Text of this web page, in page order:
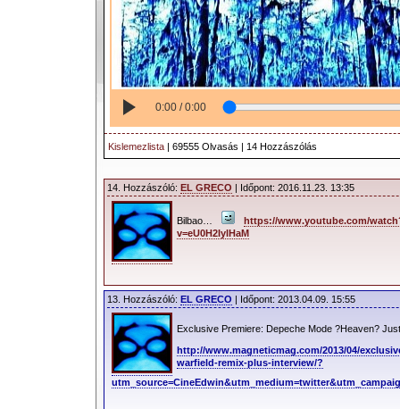
0:00 / 0:00
Kislemezlista | 69555 Olvasás | 14 Hozzászólás
14. Hozzászóló: EL GRECO | Időpont: 2016.11.23. 13:35
Bilbao…
https://www.youtube.com/
v=eU0H2IylHaM
13. Hozzászóló: EL GRECO | Időpont: 2013.04.09. 15:55
Exclusive Premiere: Depeche Mode ?Heaven?
http://www.magneticmag.com/2013/04/
warfield-remix-plus-interview/?